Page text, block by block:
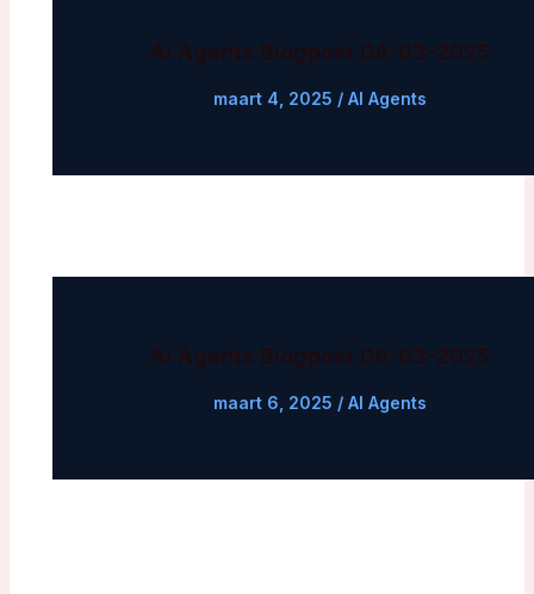
AI Agents Blogpost 04-03-2025
maart 4, 2025 / AI Agents
AI Agents Blogpost 06-03-2025
maart 6, 2025 / AI Agents